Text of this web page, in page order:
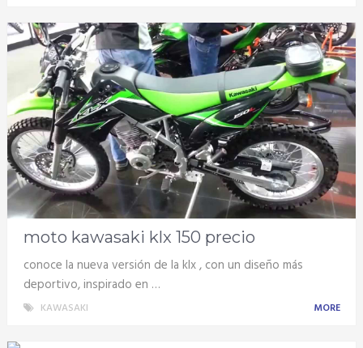
moto kawasaki klx 150 precio
conoce la nueva versión de la klx , con un diseño más
deportivo, inspirado en …
KAWASAKI MORE